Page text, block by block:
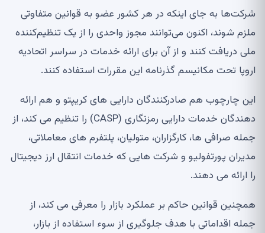
شرکت‌ها به جای اینکه در هر کشور عضو به قوانین متفاوتی
ملزم شوند، اکنون می‌توانند مجوز واحدی را از یک تنظیم‌کننده
ملی دریافت کنند و از آن برای ارائه خدمات در سراسر اتحادیه
اروپا تحت مکانیسم گذرنامه این مقررات استفاده کنند.
این چارچوب هم صادرکنندگان دارایی های کریپتو و هم ارائه
دهندگان خدمات دارایی رمزنگاری (CASP) را تنظیم می کند، از
جمله صرافی ها، کارگزاران، متولیان، پلتفرم های معاملاتی،
مدیران پورتفولیو و شرکت هایی که خدمات انتقال ارز دیجیتال
را ارائه می دهند.
همچنین قوانین حاکم بر عملکرد بازار را معرفی می کند، از
جمله اقداماتی با هدف جلوگیری از سوء استفاده از بازار،